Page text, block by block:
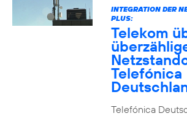
INTEGRATION DER
PLUS:
Telekom
Telefónica
Telefónica